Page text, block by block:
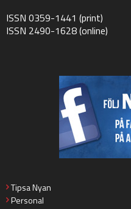
ISSN 0359-1441 (print)
ISSN 2490-1628 (online)
Tipsa Nyan
Personal